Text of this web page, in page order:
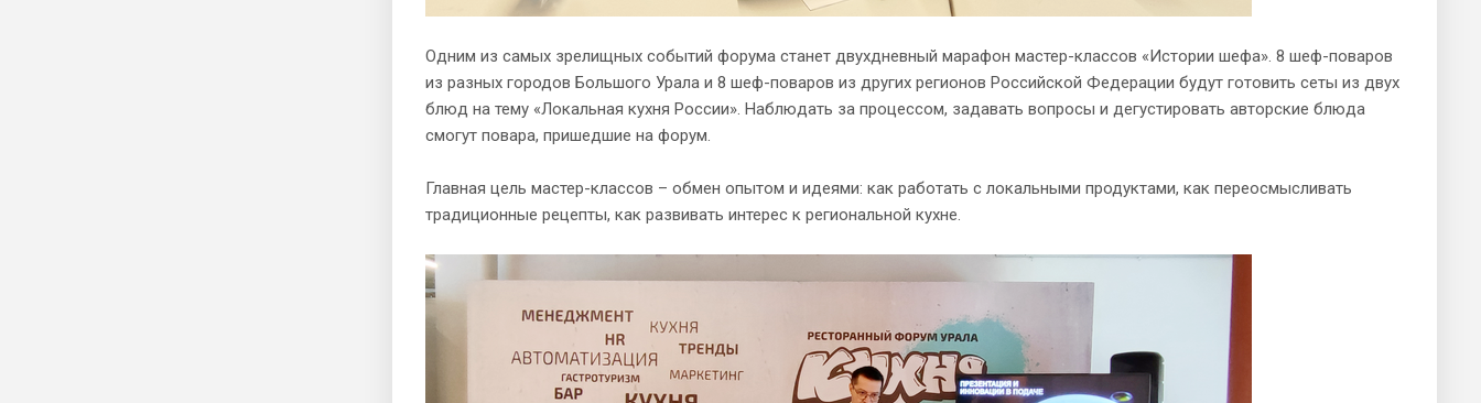
Одним из самых зрелищных событий форума станет двухдневный марафон мастер-классов «Истории шефа». 8 шеф-поваров
из разных городов Большого Урала и 8 шеф-поваров из других регионов Российской Федерации будут готовить сеты из двух
блюд на тему «Локальная кухня России». Наблюдать за процессом, задавать вопросы и дегустировать авторские блюда
смогут повара, пришедшие на форум.
Главная цель мастер-классов – обмен опытом и идеями: как работать с локальными продуктами, как переосмысливать
традиционные рецепты, как развивать интерес к региональной кухне.